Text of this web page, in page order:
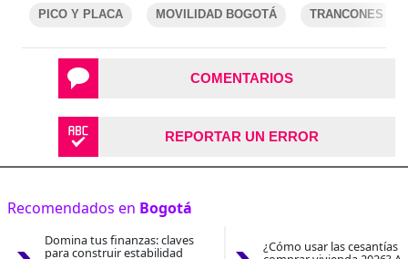
PICO Y PLACA MOVILIDAD BOGOTÁ TRANCONES EN
COMENTARIOS
REPORTAR UN ERROR
Recomendados en Bogotá
Domina tus finanzas: claves
para construir estabilidad ¿Cómo usar las cesantías